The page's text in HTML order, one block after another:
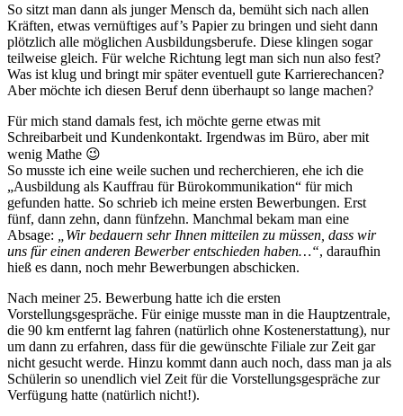
So sitzt man dann als junger Mensch da, bemüht sich nach allen
Kräften, etwas vernüftiges auf’s Papier zu bringen und sieht dann
plötzlich alle möglichen Ausbildungsberufe. Diese klingen sogar
teilweise gleich. Für welche Richtung legt man sich nun also fest?
Was ist klug und bringt mir später eventuell gute Karrierechancen?
Aber möchte ich diesen Beruf denn überhaupt so lange machen?
Für mich stand damals fest, ich möchte gerne etwas mit
Schreibarbeit und Kundenkontakt. Irgendwas im Büro, aber mit
wenig Mathe 😉
So musste ich eine weile suchen und recherchieren, ehe ich die
„Ausbildung als Kauffrau für Bürokommunikation“ für mich
gefunden hatte. So schrieb ich meine ersten Bewerbungen. Erst
fünf, dann zehn, dann fünfzehn. Manchmal bekam man eine
Absage:
„Wir bedauern sehr Ihnen mitteilen zu müssen, dass wir
uns für einen anderen Bewerber entschieden haben…“, daraufhin
hieß es dann, noch mehr Bewerbungen abschicken.
Nach meiner 25. Bewerbung hatte ich die ersten
Vorstellungsgespräche. Für einige musste man in die Hauptzentrale,
die 90 km entfernt lag fahren (natürlich ohne Kostenerstattung), nur
um dann zu erfahren, dass für die gewünschte Filiale zur Zeit gar
nicht gesucht werde. Hinzu kommt dann auch noch, dass man ja als
Schülerin so unendlich viel Zeit für die Vorstellungsgespräche zur
Verfügung hatte (natürlich nicht!).